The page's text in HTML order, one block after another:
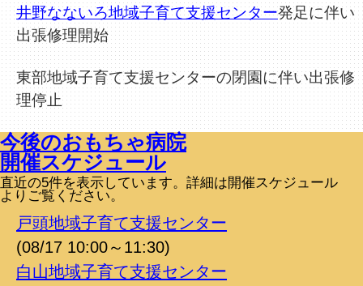
井野なないろ地域子育て支援センター発足に伴い
出張修理開始
東部地域子育て支援センターの閉園に伴い出張修
理停止
今後のおもちゃ病院
開催スケジュール
直近の5件を表示しています。詳細は開催スケジュール
よりご覧ください。
戸頭地域子育て支援センター
(08/17 10:00～11:30)
白山地域子育て支援センター